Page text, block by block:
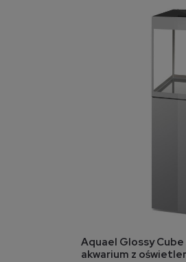
do
Aquael Glossy Cube
akwarium z